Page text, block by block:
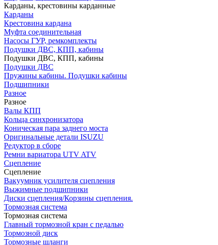
Карданы, крестовины карданные
Карданы
Крестовина кардана
Муфта соединительная
Насосы ГУР, ремкомплекты
Подушки ДВС, КПП, кабины
Подушки ДВС, КПП, кабины
Подушки ДВС
Пружины кабины. Подушки кабины
Подшипники
Разное
Разное
Валы КПП
Кольца синхронизатора
Коническая пара заднего моста
Оригинальные детали ISUZU
Редуктор в сборе
Ремни вариатора UTV ATV
Сцепление
Сцепление
Вакуумник усилителя сцепления
Выжимные подшипники
Диски сцепления/Корзины сцепления.
Тормозная система
Тормозная система
Главный тормозной кран с педалью
Тормозной диск
Тормозные шланги